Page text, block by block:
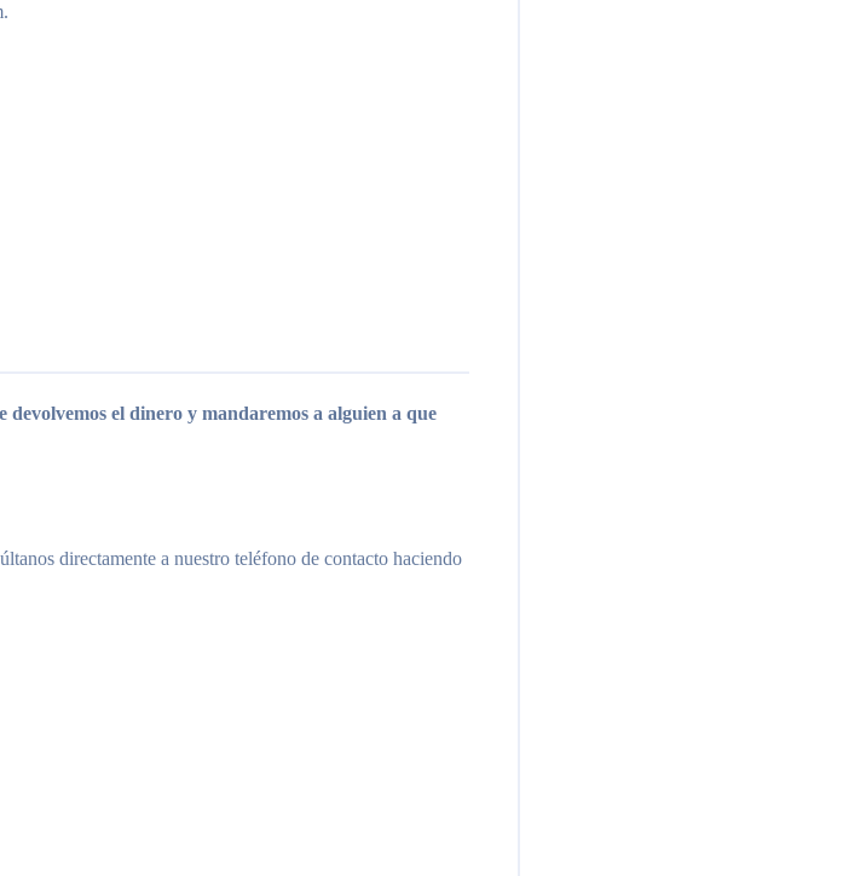
devolvemos el dinero y mandaremos a alguien a que
directamente a nuestro teléfono de contacto haciendo